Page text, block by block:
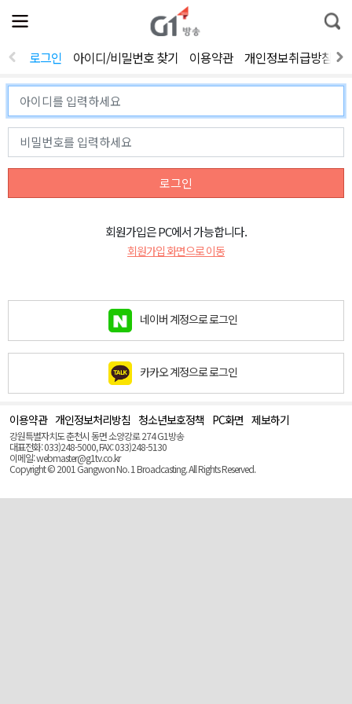
전
체
뉴
열
통
합
색
로그인 아이디/비밀번호 찾기 이용약관 개인정보취급방침
로그인
회원가입은 PC에서 가능합니다.
회원가입 화면으로 이동
네이버 계정으로 로그인
카카오 계정으로 로그인
이용약관 개인정보처리방침 청소년보호정책 PC화면 제보하기
강원특별자치도 춘천시 동면 소양강로 274 G1방송
대표전화: 033)248-5000, FAX: 033)248-5130
이메일: webmaster@g1tv.co.kr
Copyright © 2001 Gangwon No. 1 Broadcasting. All Rights Reserved.